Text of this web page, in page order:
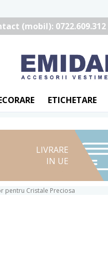
(mobil): 0722.609.312
ETICHETARE
LIVRARE
IN UE
pentru Cristale Preciosa